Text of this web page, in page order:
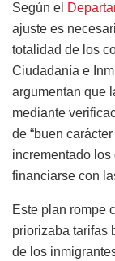
Según el
ajuste es
totalidad de los
Ciudadanía e
argumentan que
mediante
de “buen
incrementado
financiarse con
Este plan rompe
priorizaba tarifas
de los